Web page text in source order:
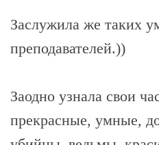
Заслужила же таких
преподавателей.))
Заодно узнала свои
прекрасные, умные,